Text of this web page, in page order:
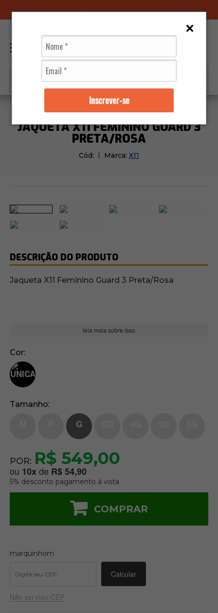
Inscrever-se
Feminino Jaqueta X11 Feminino Guard 3
JAQUETA X11 FEMININO GUARD 3
PRETA/ROSA
Cód: Marca: X11
DESCRIÇÃO DO PRODUTO
Jaqueta X11 Feminino Guard 3 Preta/Rosa
leia mais sobre isso
Cor
Tamanho
G
POR: R$ 549,00
ou 10xde R$ 54,90
5% desconto pagamento á vista
COMPRAR
marquinhom
Não sei meu CEP